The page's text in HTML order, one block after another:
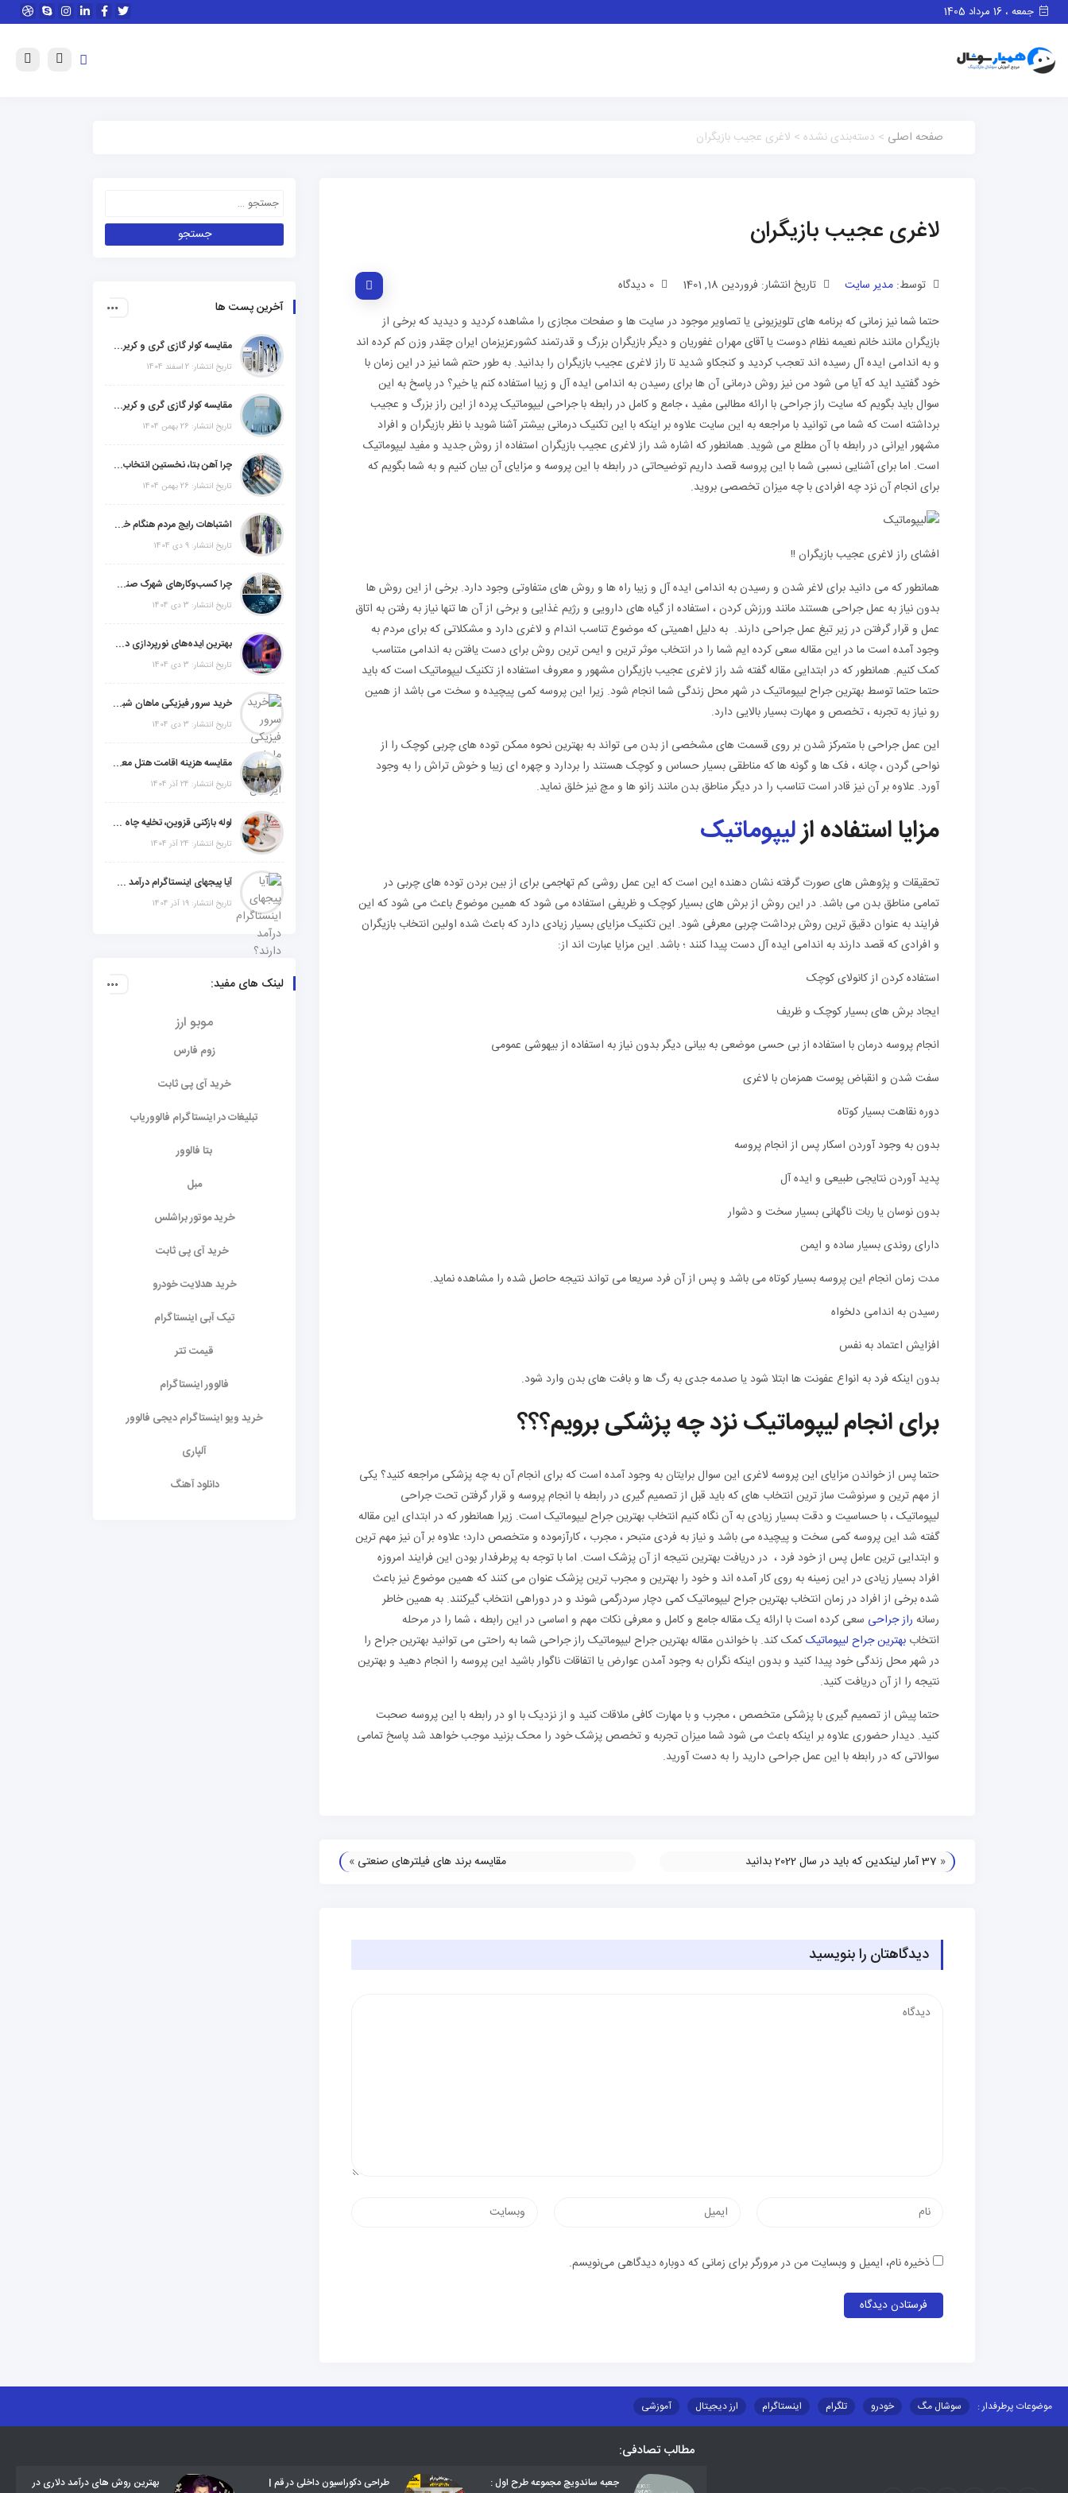
جمعه ، 16 مرداد 1405
صفحه اصلی > دسته‌بندی نشده > لاغری عجیب بازیگران
لاغری عجیب بازیگران
توسط: مدیر سایت تاریخ انتشار: فروردین 18, 1401
حتما شما نیز زمانی که برنامه های تلویزیونی یا تصاویر موجود در سایت ها و صفحات مجازی را مشاهده کردید و دیدید که برخی از
بازیگران مانند خانم نعیمه نظام دوست یا آقای مهران غفوریان و دیگر بازیگران بزرگ و قدرتمند کشورعزیزمان ایران چقدر وزن کم کرده اند
و به اندامی ایده آل رسیده اند تعجب کردید و کنجکاو شدید تا راز لاغری عجیب بازیگران را بدانید. به طور حتم شما نیز در این زمان با
خود گفتید اید که آیا می شود من نیز روش درمانی آن ها برای رسیدن به اندامی ایده آل و زیبا استفاده کنم یا خیر؟ در پاسخ به این
سوال باید بگویم که سایت راز جراحی با ارائه مطالبی مفید ، جامع و کامل در رابطه با جراحی لیپوماتیک پرده از این راز بزرگ و عجیب
برداشته است که شما می توانید با مراجعه به این سایت علاوه بر اینکه با این تکنیک درمانی بیشتر آشنا شوید با نظر بازیگران و افراد
مشهور ایرانی در رابطه با آن مطلع می شوید. همانطور که اشاره شد راز لاغری عجیب بازیگران استفاده از روش جدید و مفید لیپوماتیک
است. اما برای آشنایی نسبی شما با این پروسه قصد داریم توضیحاتی در رابطه با این پروسه و مزایای آن بیان کنیم و به شما بگویم که
برای انجام آن نزد چه افرادی با چه میزان تخصصی بروید.
افشای راز لاغری عجیب بازیگران !!
همانطور که می دانید برای لاغر شدن و رسیدن به اندامی ایده آل و زیبا راه ها و روش های متفاوتی وجود دارد. برخی از این روش ها
بدون نیاز به عمل جراحی هستند مانند ورزش کردن ، استفاده از گیاه های دارویی و رژیم غذایی و برخی از آن ها تنها نیاز به رفتن به اتاق
عمل و قرار گرفتن در زیر تیغ عمل جراحی دارند. به دلیل اهمیتی که موضوع تناسب اندام و لاغری دارد و مشکلاتی که برای مردم به
وجود آمده است ما در این مقاله سعی کرده ایم شما را در انتخاب موثر ترین و ایمن ترین روش برای دست یافتن به اندامی متناسب
کمک کنیم. همانطور که در ابتدایی مقاله گفته شد راز لاغری عجیب بازیگران مشهور و معروف استفاده از تکنیک لیپوماتیک است که باید
حتما حتما توسط بهترین جراح لیپوماتیک در شهر محل زندگی شما انجام شود. زیرا این پروسه کمی پیچیده و سخت می باشد از همین
رو نیاز به تجربه ، تخصص و مهارت بسیار بالایی دارد.
این عمل جراحی با متمرکز شدن بر روی قسمت های مشخصی از بدن می تواند به بهترین نحوه ممکن توده های چربی کوچک را از
نواحی گردن ، چانه ، فک ها و گونه ها که مناطقی بسیار حساس و کوچک هستند را بردارد و چهره ای زیبا و خوش تراش را به وجود
آورد. علاوه بر آن نیز قادر است تناسب را در دیگر مناطق بدن مانند زانو ها و مچ نیز خلق نماید.
مزایا استفاده ازلیپوماتیک
تحقیقات و پژوهش های صورت گرفته نشان دهنده این است که این عمل روشی کم تهاجمی برای از بین بردن توده های چربی در
تمامی مناطق بدن می باشد. در این روش از برش های بسیار کوچک و ظریفی استفاده می شود که همین موضوع باعث می شود که این
فرایند به عنوان دقیق ترین روش برداشت چربی معرفی شود. این تکنیک مزایای بسیار زیادی دارد که باعث شده اولین انتخاب بازیگران
و افرادی که قصد دارند به اندامی ایده آل دست پیدا کنند ؛ باشد. این مزایا عبارت اند از:
استفاده کردن از کانولای کوچک
ایجاد برش های بسیار کوچک و ظریف
انجام پروسه درمان با استفاده از بی حسی موضعی به بیانی دیگر بدون نیاز به استفاده از بیهوشی عمومی
سفت شدن و انقباض پوست همزمان با لاغری
دوره نقاهت بسیار کوتاه
بدون به وجود آوردن اسکار پس از انجام پروسه
پدید آوردن نتایجی طبیعی و ایده آل
بدون نوسان یا ربات ناگهانی بسیار سخت و دشوار
دارای روندی بسیار ساده و ایمن
مدت زمان انجام این پروسه بسیار کوتاه می باشد و پس از آن فرد سریعا می تواند نتیجه حاصل شده را مشاهده نماید.
رسیدن به اندامی دلخواه
افزایش اعتماد به نفس
بدون اینکه فرد به انواع عفونت ها ابتلا شود یا صدمه جدی به رگ ها و بافت های بدن وارد شود.
برای انجام لیپوماتیک نزد چه پزشکی برویم؟؟؟
حتما پس از خواندن مزایای این پروسه لاغری این سوال برایتان به وجود آمده است که برای انجام آن به چه پزشکی مراجعه کنید؟ یکی
از مهم ترین و سرنوشت ساز ترین انتخاب های که باید قبل از تصمیم گیری در رابطه با انجام پروسه و قرار گرفتن تحت جراحی
لیپوماتیک ، با حساسیت و دقت بسیار زیادی به آن نگاه کنیم انتخاب بهترین جراح لیپوماتیک است. زیرا همانطور که در ابتدای این مقاله
گفته شد این پروسه کمی سخت و پیچیده می باشد و نیاز به فردی متبحر ، مجرب ، کارآزموده و متخصص دارد؛ علاوه بر آن نیز مهم ترین
و ابتدایی ترین عامل پس از خود فرد ، در دریافت بهترین نتیجه از آن پزشک است. اما با توجه به پرطرفدار بودن این فرایند امروزه
افراد بسیار زیادی در این زمینه به روی کار آمده اند و خود را بهترین و مجرب ترین پزشک عنوان می کنند که همین موضوع نیز باعث
شده برخی از افراد در زمان انتخاب بهترین جراح لیپوماتیک کمی دچار سردرگمی شوند و در دوراهی انتخاب گیرکنند. به همین خاطر
رسانه راز جراحی سعی کرده است با ارائه یک مقاله جامع و کامل و معرفی نکات مهم و اساسی در این رابطه ، شما را در مرحله
انتخاب بهترین جراح لیپوماتیککمک کند. با خواندن مقاله بهترین جراح لیپوماتیک راز جراحی شما به راحتی می توانید بهترین جراح را
در شهر محل زندگی خود پیدا کنید و بدون اینکه نگران به وجود آمدن عوارض یا اتفاقات ناگوار باشید این پروسه را انجام دهید و بهترین
نتیجه را از آن دریافت کنید.
حتما پیش از تصمیم گیری با پزشکی متخصص ، مجرب و با مهارت کافی ملاقات کنید و از نزدیک با او در رابطه با این پروسه صحبت
کنید. دیدار حضوری علاوه بر اینکه باعث می شود شما میزان تجربه و تخصص پزشک خود را محک بزنید موجب خواهد شد پاسخ تمامی
سوالاتی که در رابطه با این عمل جراحی دارید را به دست آورید.
« 37 آمار لینکدین که باید در سال 2022 بدانید مقایسه برند های فیلترهای صنعتی »
دیدگاهتان را بنویسید
ذخیره نام، ایمیل و وبسایت من در مرورگر برای زمانی که دوباره دیدگاهی می‌نویسم.
آخرین پست ها
مقایسه کولر گازی گری و کریر و ال جی و جنرال گلد و هایسنس و مدیا و اجنرال
تاریخ انتشار: 2 اسفند 1404
مقایسه کولر گازی گری و کریر و ال جی و جنرال گلد و جنرال شکار و سامسونگ و یونیوا
تاریخ انتشار: 26 بهمن 1404
چرا آهن بتا، نخستین انتخاب برای گل میخ عرشه فولادی در ایران است؟
تاریخ انتشار: 26 بهمن 1404
اشتباهات رایج مردم هنگام خرید دزدگیر منزل
تاریخ انتشار: 9 دی 1404
چرا کسب‌وکارهای شهرک صنعتی چهاردانگه فوراً به طراحی سایت نیاز دارند؟
تاریخ انتشار: 3 دی 1404
بهترین ایده‌های نورپردازی دکوراتیو با ال ای دی برای منزل، فروشگاه و دفتر کار
تاریخ انتشار: 3 دی 1404
خرید سرور فیزیکی ماهان شبکه ایرانیان
تاریخ انتشار: 3 دی 1404
مقایسه هزینه اقامت هتل معمولی، میان‌رده یا 5 ستاره در سفر زیارتی عراق
تاریخ انتشار: 24 آذر 1404
لوله بازکنی قزوین، تخلیه چاه و خدمات تخصصی لوله‌کشی و تشخیص ترکیدگی
تاریخ انتشار: 24 آذر 1404
آیا پیجهای اینستاگرام درآمد دارند؟ راز موفقیت با استراتژی هوشمندانه
تاریخ انتشار: 19 آذر 1404
لینک های مفید:
موبو ارز
زوم فارس
خرید آی پی ثابت
تبلیغات در اینستاگرام فالووریاب
بتا فالوور
مبل
خرید موتور براشلس
خرید آی پی ثابت
خرید هدلایت خودرو
تیک آبی اینستاگرام
قیمت تتر
فالوور اینستاگرام
خرید ویو اینستاگرام دیجی فالوور
آلپاری
دانلود آهنگ
موضوعات پرطرفدار : سوشال مگ خودرو تلگرام اینستاگرام ارز دیجیتال آموزشی
مطالب تصادفی:
جعبه‌ ساندویچ مجموعه طرح اول :
طراحی دکوراسیون داخلی در قم |
بهترین روش های درآمد دلاری در